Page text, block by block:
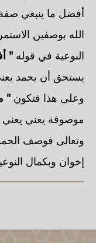
أفضل ما ينبغي
الله بوصفين
النوعية في قوله "
يستحق أن يحمد
وعلى هذا فتكون "
موصوفة يعني
وتعالى فوصف الحمد
إخوان وبكمال